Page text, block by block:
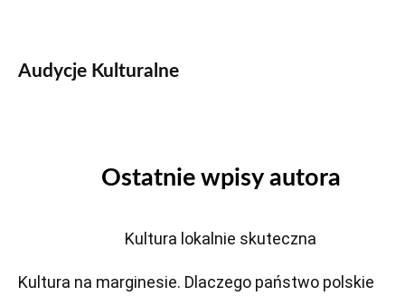
Audycje Kulturalne
Ostatnie wpisy autora
Kultura lokalnie skuteczna
Kultura na marginesie. Dlaczego państwo polskie